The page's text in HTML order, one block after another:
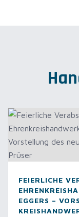
FEIERLICHE
EGGERS –